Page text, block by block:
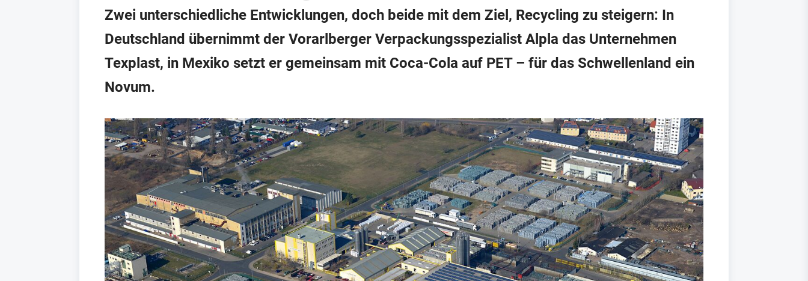
Zwei unterschiedliche Entwicklungen, doch beide mit dem Ziel, Recycling zu steigern: In
Deutschland übernimmt der Vorarlberger Verpackungsspezialist Alpla das Unternehmen
Texplast, in Mexiko setzt er gemeinsam mit Coca-Cola auf PET – für das Schwellenland ein
Novum.